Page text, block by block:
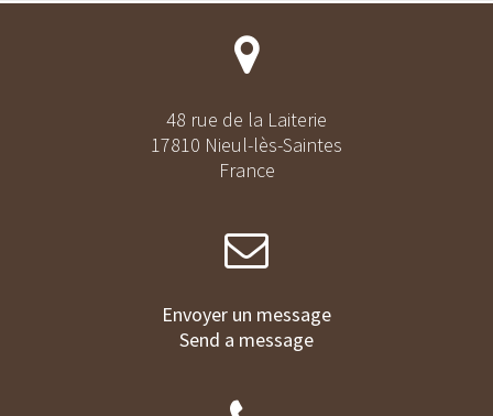
48 rue de la Laiterie
17810 Nieul-lès-Saintes
France
Envoyer un message
Send a message